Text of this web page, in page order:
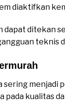
diaktifkan
ditekan
teknis
menjadi
pada kualitas